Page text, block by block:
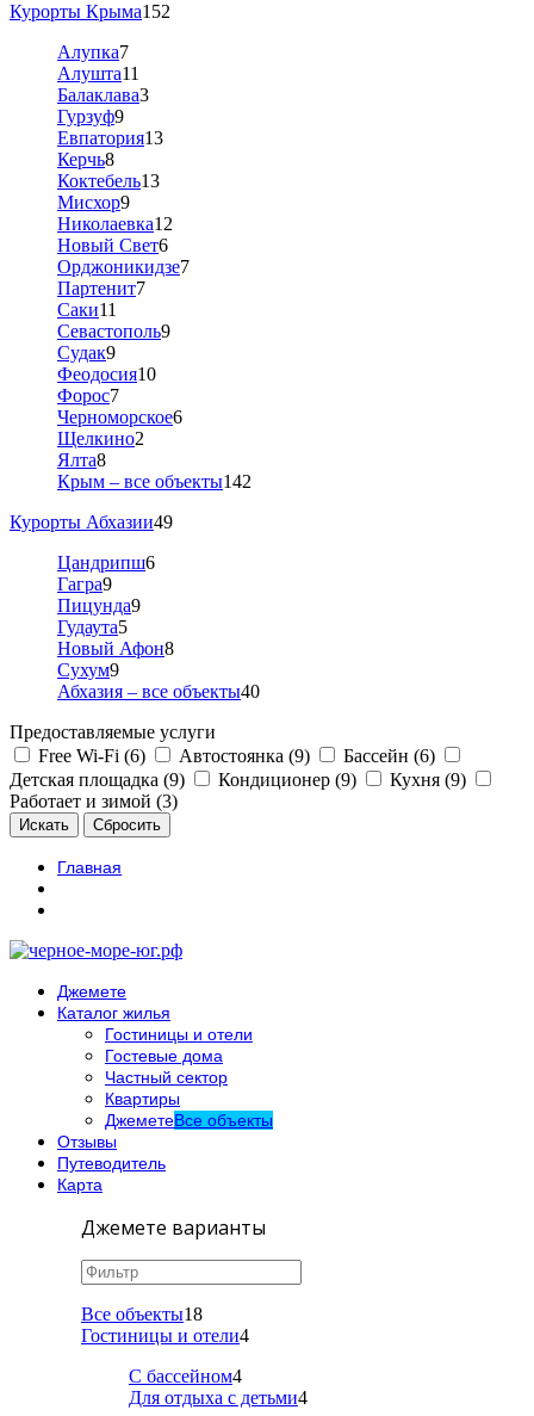
Курорты Крыма152
Алупка7
Алушта11
Балаклава3
Гурзуф9
Евпатория13
Керчь8
Коктебель13
Мисхор9
Николаевка12
Новый Свет6
Орджоникидзе7
Партенит7
Саки11
Севастополь9
Судак9
Феодосия10
Форос7
Черноморское6
Щелкино2
Ялта8
Крым – все объекты142
Курорты Абхазии49
Цандрипш6
Гагра9
Пицунда9
Гудаута5
Новый Афон8
Сухум9
Абхазия – все объекты40
Предоставляемые услуги
Free Wi-Fi (6)
Автостоянка (9)
Бассейн (6)
Детская площадка (9)
Кондиционер (9)
Кухня (9)
Работает и зимой (3)
Главная
Джемете
Каталог жилья
Гостиницы и отели
Гостевые дома
Частный сектор
Квартиры
ДжеметеВсе объекты
Отзывы
Путеводитель
Карта
Джемете варианты
Все объекты18
Гостиницы и отели4
С бассейном4
Для отдыха с детьми4